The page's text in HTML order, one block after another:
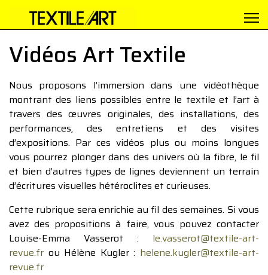
Vidéos Art Textile
Nous proposons l’immersion dans une vidéothèque
montrant des liens possibles entre le textile et l’art à
travers des œuvres originales, des installations, des
performances, des entretiens et des visites
d’expositions. Par ces vidéos plus ou moins longues
vous pourrez plonger dans des univers où la fibre, le fil
et bien d’autres types de lignes deviennent un terrain
d’écritures visuelles hétéroclites et curieuses.
Cette rubrique sera enrichie au fil des semaines. Si vous
avez des propositions à faire, vous pouvez contacter
Louise-Emma Vasserot : le.vasserot@textile-art-
revue.fr ou Hélène Kugler : helene.kugler@textile-art-
revue.fr